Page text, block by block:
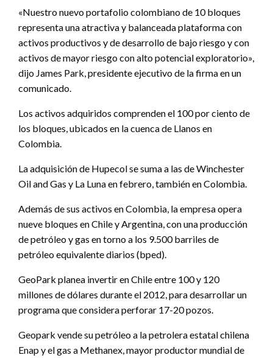
«Nuestro nuevo portafolio colombiano de 10 bloques
representa una atractiva y balanceada plataforma con
activos productivos y de desarrollo de bajo riesgo y con
activos de mayor riesgo con alto potencial exploratorio»,
dijo James Park, presidente ejecutivo de la firma en un
comunicado.
Los activos adquiridos comprenden el 100 por ciento de
los bloques, ubicados en la cuenca de Llanos en
Colombia.
La adquisición de Hupecol se suma a las de Winchester
Oil and Gas y La Luna en febrero, también en Colombia.
Además de sus activos en Colombia, la empresa opera
nueve bloques en Chile y Argentina, con una producción
de petróleo y gas en torno a los 9.500 barriles de
petróleo equivalente diarios (bped).
GeoPark planea invertir en Chile entre 100 y 120
millones de dólares durante el 2012, para desarrollar un
programa que considera perforar 17-20 pozos.
Geopark vende su petróleo a la petrolera estatal chilena
Enap y el gas a Methanex, mayor productor mundial de